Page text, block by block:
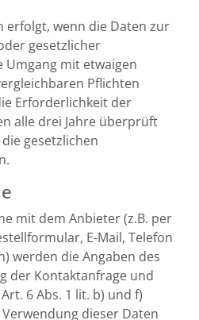
erfolgt, wenn die Daten zur
gesetzlicher
Umgang mit etwaigen
Pflichten
Erforderlichkeit der
alle drei Jahre überprüft
gesetzlichen
mit dem Anbieter (z.B. per
E-Mail, Telefon
werden die Angaben des
der Kontaktanfrage und
6 Abs. 1 lit. b) und f)
dieser Daten